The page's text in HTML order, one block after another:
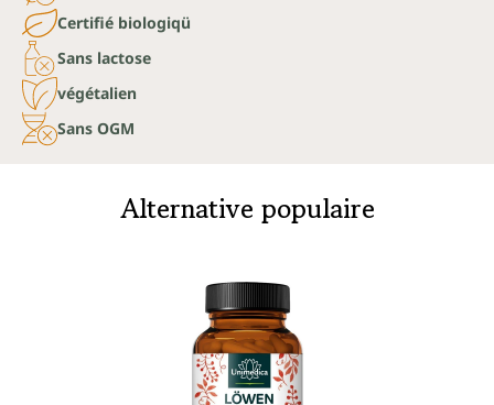
Certifié biologiqü
Sans lactose
végétalien
Sans OGM
Alternative populaire